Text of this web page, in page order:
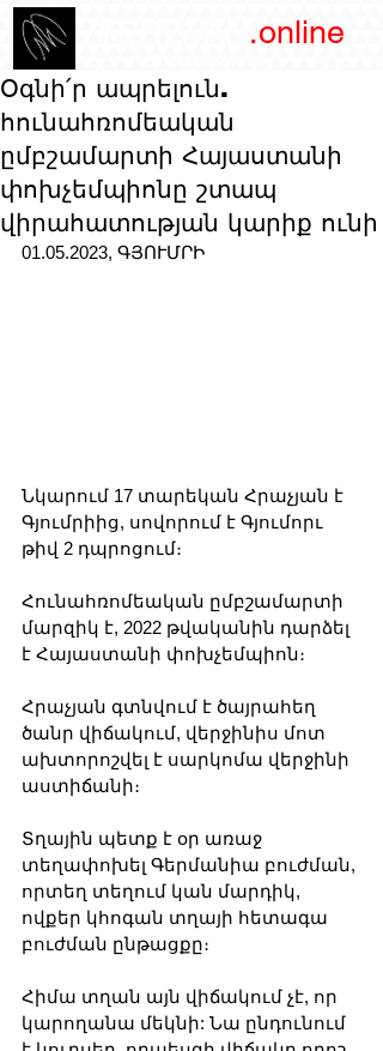
.online
Օգնի՛ր ապրելուն.
հունահռոմեական
ըմբշամարտի Հայաստանի
փոխչեմպիոնը շտապ
վիրահատության կարիք ունի
01.05.2023, ԳՅՈՒՄՐԻ
Նկարում 17 տարեկան Հրաչյան է
Գյումրիից, սովորում է Գյումորւ
թիվ 2 դպրոցում։
Հունահռոմեական ըմբշամարտի
մարզիկ է, 2022 թվականին դարձել
է Հայաստանի փոխչեմպիոն։
Հրաչյան գտնվում է ծայրահեղ
ծանր վիճակում, վերջինիս մոտ
ախտորոշվել է սարկոմա վերջինի
աստիճանի։
Տղային պետք է օր առաջ
տեղափոխել Գերմանիա բուժման,
որտեղ տեղում կան մարդիկ,
ովքեր կհոգան տղայի հետագա
բուժման ընթացքը։
Հիմա տղան այն վիճակում չէ, որ
կարողանա մեկնի: Նա ընդունում